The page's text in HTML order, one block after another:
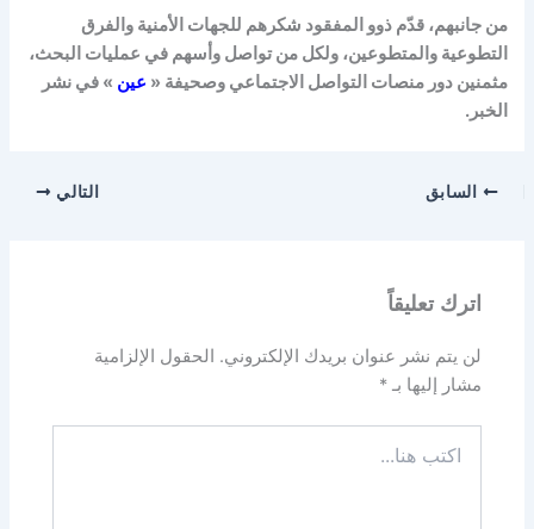
من جانبهم، قدّم ذوو المفقود شكرهم للجهات الأمنية والفرق
التطوعية والمتطوعين، ولكل من تواصل وأسهم في عمليات البحث،
مثمنين دور منصات التواصل الاجتماعي وصحيفة « عين » في نشر
الخبر.
السابق التالي
اترك تعليقاً
لن يتم نشر عنوان بريدك الإلكتروني. الحقول الإلزامية
مشار إليها بـ*
هنا...